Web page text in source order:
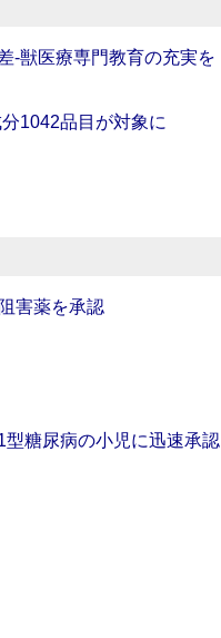
‐獣医療専門教育の充実を
1042品目が対象に
害薬を承認
糖尿病の小児に迅速承認